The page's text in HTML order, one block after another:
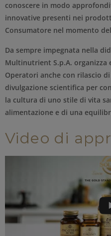
conoscere in modo
innovative presenti nei
Consumatore nel momento
Da sempre impegnata nella
Multinutrient S.p.A.
Operatori anche con rilascio
divulgazione scientifica per
la cultura di uno stile di vita
alimentazione e di una
Video di